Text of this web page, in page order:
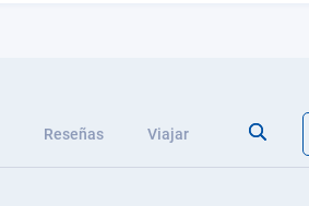
Reseñas Viajar